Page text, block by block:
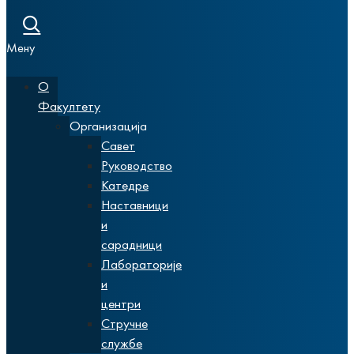
Мену
О
Факултету
Организација
Савет
Руководство
Катедре
Наставници
и
сарадници
Лабораторије
и
центри
Стручне
службе